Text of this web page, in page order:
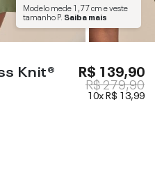
Modelo mede1,77 cme veste
tamanhoP. Saiba mais
Knit® R$ 139,90
R$ 279,90
10xR$ 13,99